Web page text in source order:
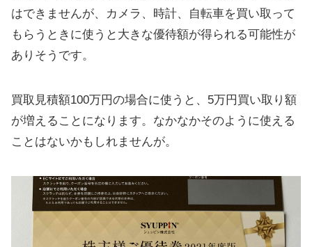
はできませんが、カメラ、時計、自転車を買い取って
もらうときに使うと大きな優待額が得られる可能性が
ありそうです。
買取見積額100万円の場合に使うと、5万円買い取り額
が増えることになります。なかなかそのように使える
ことはないかもしれませんが。